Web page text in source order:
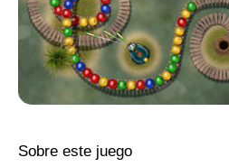
Sobre este juego